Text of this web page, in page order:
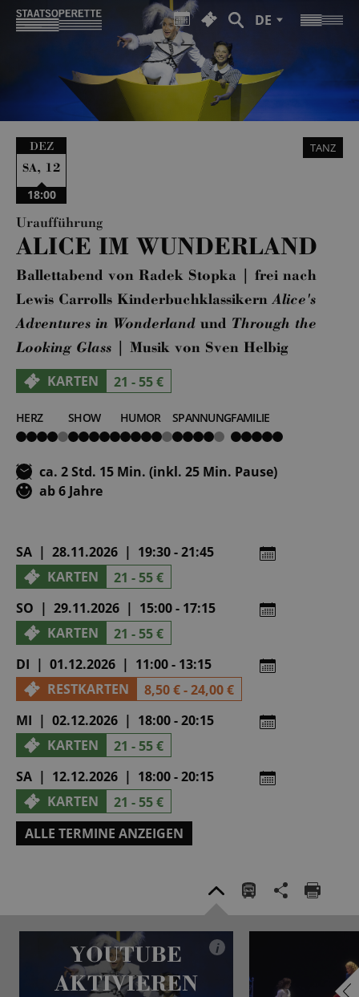
DE
DEZ
SA, 12
18:00
TANZ
Uraufführung
ALICE IM WUNDERLAND
Ballettabend von Radek Stopka | frei nach
Lewis Carrolls KinderbuchklassikernAlice's
Adventures in Wonderland und Through the
Looking Glass | Musik von Sven Helbig
KARTEN 21 - 55 €
HERZ
4
von
SHOW
5
von
HUMOR
4
von
SPANNUNG
4
von
FAMILIE
5
von
ca. 2 Std. 15 Min. (inkl. 25 Min. Pause)
ab 6 Jahre
SA | 28.11.2026 | 19:30 - 21:45
KARTEN
21 - 55 €
SO | 29.11.2026 | 15:00 - 17:15
KARTEN
21 - 55 €
DI | 01.12.2026 | 11:00 - 13:15
RESTKARTEN
8,50 € - 24,00 €
MI | 02.12.2026 | 18:00 - 20:15
KARTEN
21 - 55 €
SA | 12.12.2026 | 18:00 - 20:15
KARTEN
21 - 55 €
ALLE TERMINE ANZEIGEN
YOUTUBE
AKTIVIEREN
i